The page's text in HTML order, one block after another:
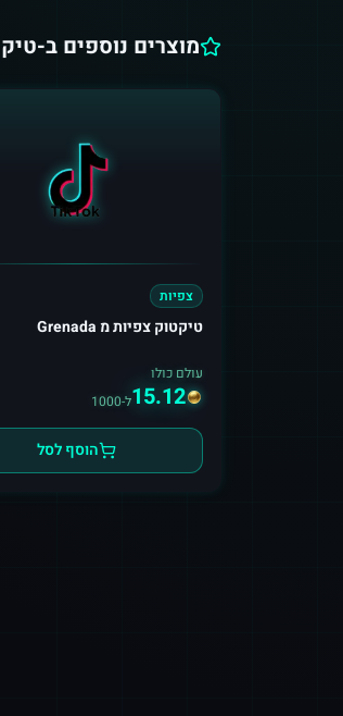
מוצרים נוספים ב-
צפיות
טיקטוק צפיות מ Grenada
עולם כולו
15.12ל-1000
הוסף לסל